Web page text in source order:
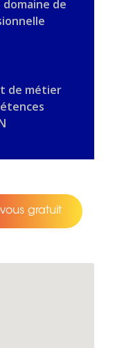
de
de métier
gratuit